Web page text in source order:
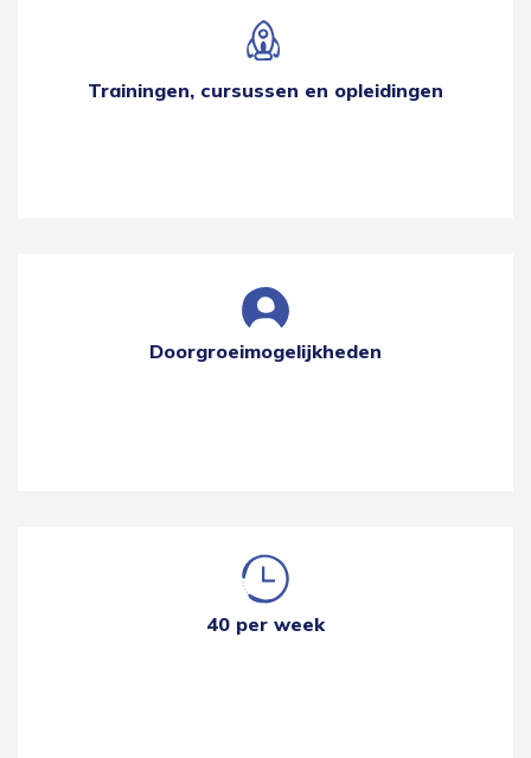
Trainingen, cursussen en opleidingen
Doorgroeimogelijkheden
40 per week